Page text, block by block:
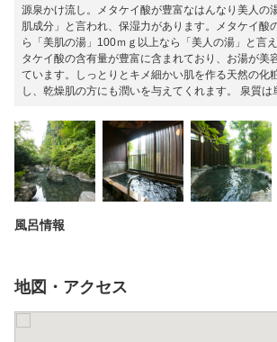
源泉かけ流し。メタケイ酸が豊富なはんなり美人の
肌成分」と言われ、保湿力があります。メタケイ酸
ら「美肌の湯」100ｍｇ以上なら「美人の湯」と言
タケイ酸の含有量が豊富に含まれており、お湯が美
ています。しっとりとキメ細かい肌を作る天然の化
し、乾燥肌の方にも潤いを与えてくれます。 泉質は
風呂情報
地図・アクセス